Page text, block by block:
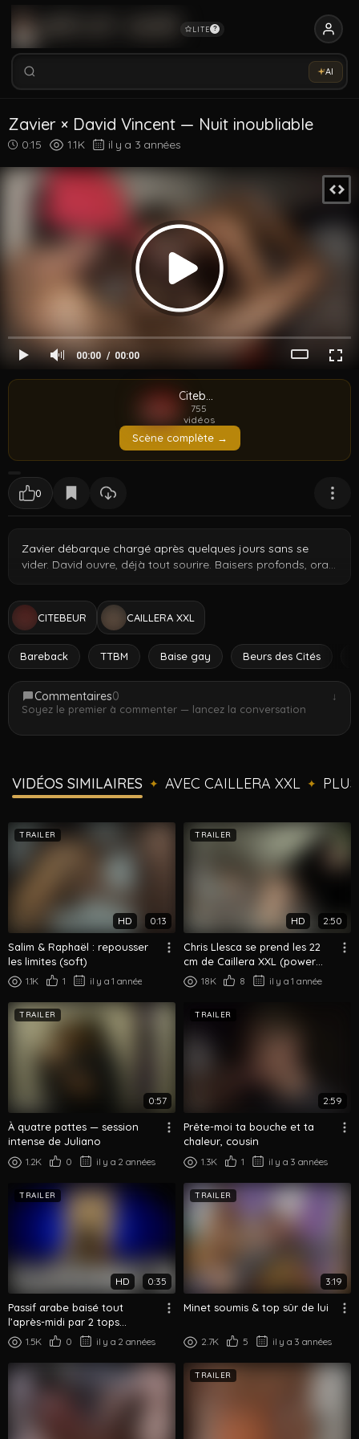
LITE ?
Rechercher vidéos, modèles, tags...
AI
Zavier × David Vincent — Nuit inoubliable
0:15 1.1K il y a 3 années
00:00 00:00
Citebeur
755
vidéos
Scène complète →
0
Zavier débarque chargé après quelques jours sans se
vider. David ouvre, déjà tout sourire. Baisers profonds, oral
inoubliable.
CITEBEUR CAILLERA XXL
Bareback TTBM Baise gay Beurs des Cités
Commentaires0
Soyez le premier à commenter — lancez la conversation
↓
VIDÉOS SIMILAIRES ✦ AVEC CAILLERA XXL ✦
TRAILER
HD 0:13
Salim & Raphaël : repousser
les limites (soft)
1.1K 1 il y a 1 année
TRAILER
HD 2:50
Chris Llesca se prend les 22
cm de Caillera XXL (power
play 100% consenti)
18K 8 il y a 1 année
TRAILER
0:57
À quatre pattes — session
intense de Juliano
1.2K 0 il y a 2 années
TRAILER
2:59
Prête-moi ta bouche et ta
chaleur, cousin
1.3K 1 il y a 3 années
TRAILER
HD 0:35
Passif arabe baisé tout
l’après-midi par 2 tops
espagnols
1.5K 0 il y a 2 années
TRAILER
3:19
Minet soumis & top sûr de lui
2.7K 5 il y a 3 années
TRAILER